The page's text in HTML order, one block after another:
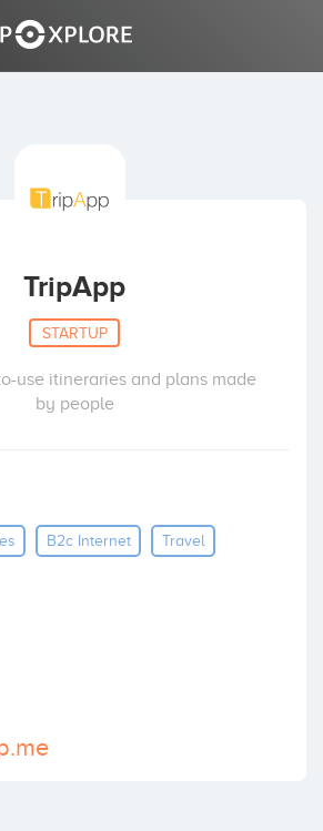
TripApp
STARTUP
use itineraries and plans made
by people
B2c Internet Travel